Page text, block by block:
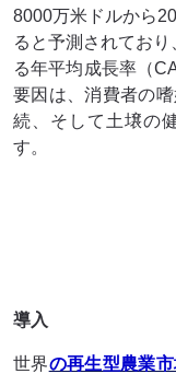
8000万米ドルから
ると予測されてお
る年平均成長率（
要因は、消費者の
続、そして土壌の
す。
導入
世界の再生型農業